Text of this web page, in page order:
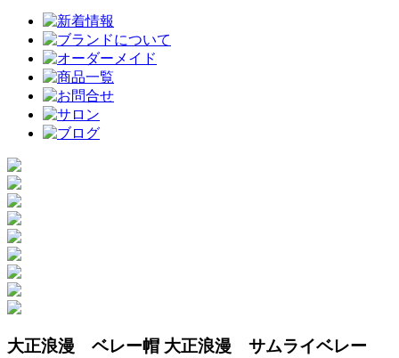
大正浪漫 ベレー帽 大正浪漫 サムライベレー